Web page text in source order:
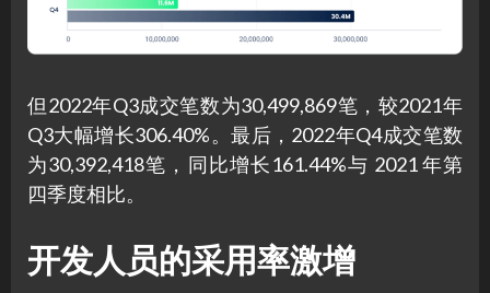
但2022年Q3成交笔数为30,499,869笔，较2021年
Q3大幅增长306.40%。最后，2022年Q4成交笔数
为30,392,418笔，同比增长161.44%与 2021 年第
四季度相比。
开发人员的采用率激增